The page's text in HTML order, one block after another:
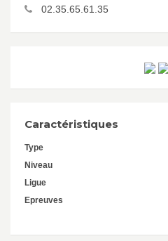
02.35.65.61.35
Caractéristiques
Type
Niveau
Ligue
Epreuves